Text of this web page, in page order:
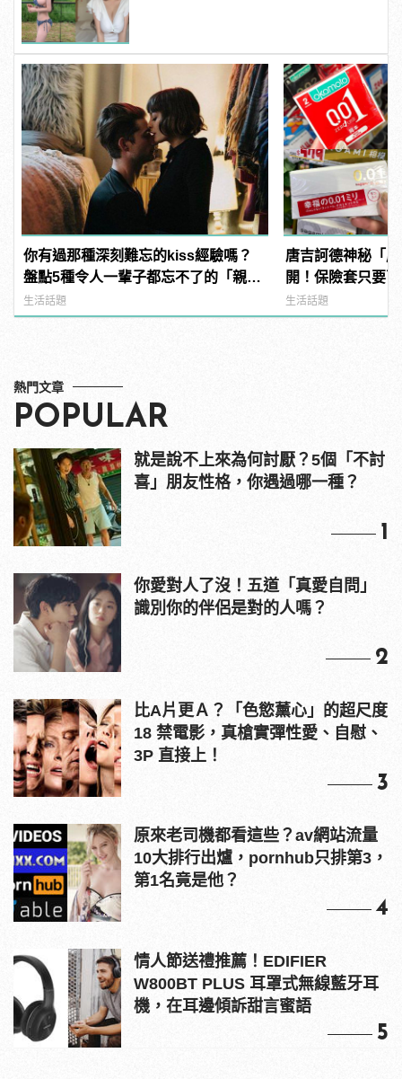
你有過那種深刻難忘的kiss經驗嗎？
盤點5種令人一輩子都忘不了的「親吻
瞬間」！
生活話題
唐吉訶德神秘「
開！保險套只要
鏡？
生活話題
熱門文章
POPULAR
就是說不上來為何討厭？5個「不討
喜」朋友性格，你遇過哪一種？
1
你愛對人了沒！五道「真愛自問」
識別你的伴侶是對的人嗎？
2
比A片更Ａ？「色慾薰心」的超尺度
18 禁電影，真槍實彈性愛、自慰、
3P 直接上！
3
原來老司機都看這些？av網站流量
10大排行出爐，pornhub只排第3，
第1名竟是他？
4
情人節送禮推薦！EDIFIER
W800BT PLUS 耳罩式無線藍牙耳
機，在耳邊傾訴甜言蜜語
5